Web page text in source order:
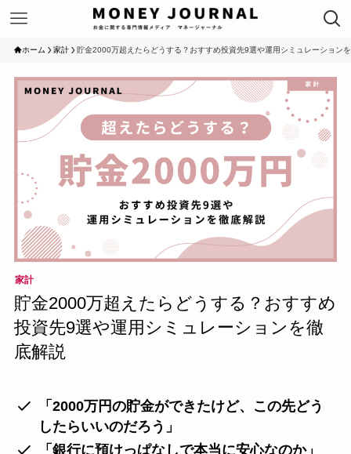
ホーム 家計 貯金2000万超えたらどうする？おすすめ投資先9選や運用シミュレーション
家計
貯金2000万超えたらどうする？おすすめ
投資先9選や運用シミュレーションを徹
底解説
「2000万円の貯金ができたけど、この先どう
したらいいのだろう」
「銀行に預けっぱなしで本当に安心なのか」